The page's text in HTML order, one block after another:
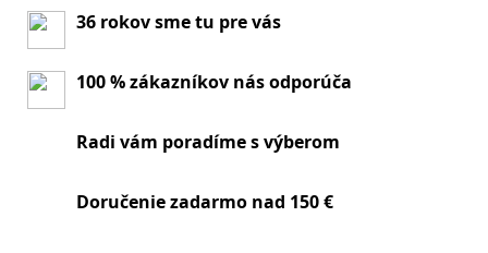
36 rokov sme tu pre vás
100 % zákazníkov nás odporúča
Radi vám poradíme s výberom
Doručenie zadarmo nad 150 €